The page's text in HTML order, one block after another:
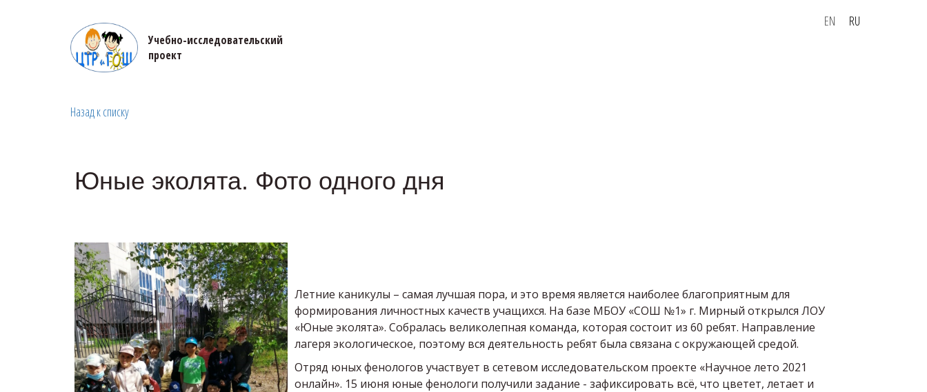
Учебно-исследовательский
проект
EN RU
Назад к списку
Юные эколята. Фото одного дня
Летние каникулы – самая лучшая пора, и это время является наиболее благоприятным для
формирования личностных качеств учащихся. На базе МБОУ «СОШ №1» г. Мирный открылся ЛОУ
«Юные эколята». Собралась великолепная команда, которая состоит из 60 ребят. Направление
лагеря экологическое, поэтому вся деятельность ребят была связана с окружающей средой.
Отряд юных фенологов участвует в сетевом исследовательском проекте «Научное лето 2021
онлайн». 15 июня юные фенологи получили задание - зафиксировать всё, что цветет, летает и